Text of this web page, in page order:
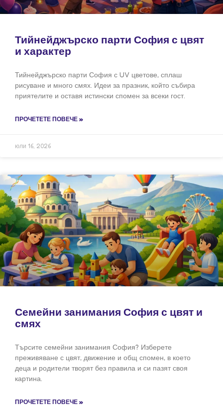
Тийнейджърско парти София с цвят
и характер
Тийнейджърско парти София с UV цветове, сплаш
рисуване и много смях. Идеи за празник, който събира
приятелите и оставя истински спомен за всеки гост.
ПРОЧЕТЕТЕ ПОВЕЧЕ »
юли 16, 2026
Семейни занимания София с цвят и
смях
Търсите семейни занимания София? Изберете
преживяване с цвят, движение и общ спомен, в което
деца и родители творят без правила и си пазят своя
картина.
ПРОЧЕТЕТЕ ПОВЕЧЕ »